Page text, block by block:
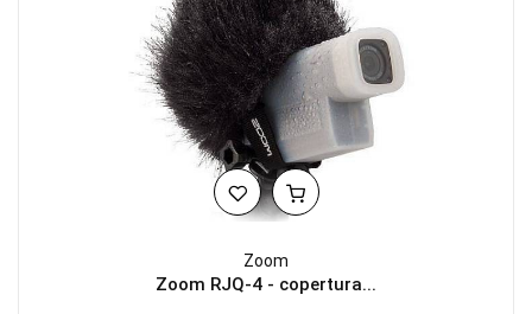
Zoom
Zoom RJQ-4 - copertura...